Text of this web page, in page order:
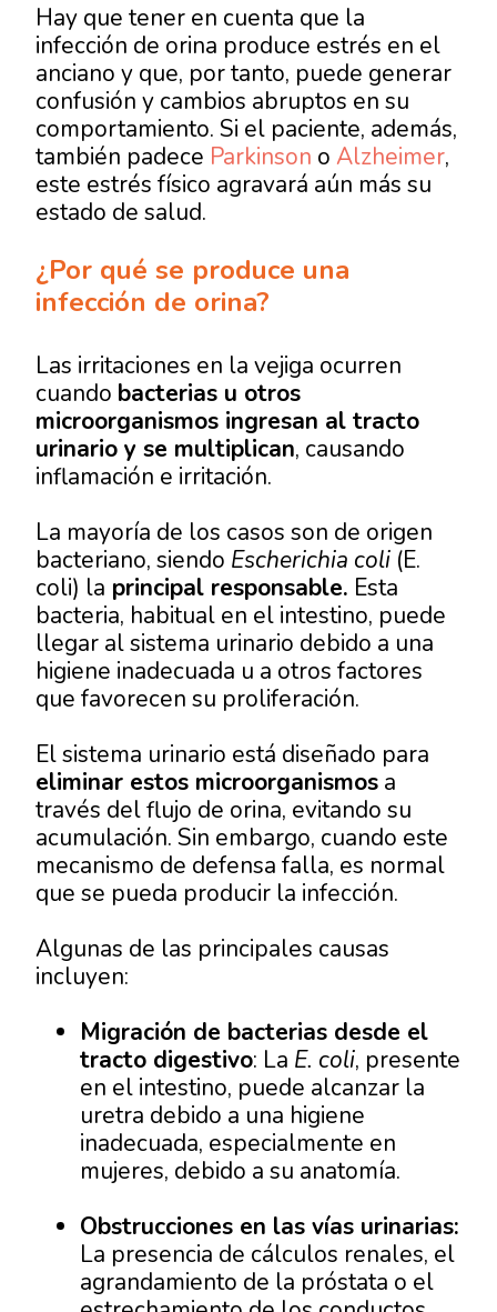
Hay que tener en cuenta que la
infección de orina produce estrés en el
anciano y que, por tanto, puede generar
confusión y cambios abruptos en su
comportamiento. Si el paciente, además,
también padece Parkinson oAlzheimer,
este estrés físico agravará aún más su
estado de salud.
¿Por qué se produce una
infección de orina?
Las irritaciones en la vejiga ocurren
cuando bacterias u otros
microorganismos ingresan al tracto
urinario y se multiplican, causando
inflamación e irritación.
La mayoría de los casos son de origen
bacteriano, siendo Escherichia coli (E.
coli) la principal responsable. Esta
bacteria, habitual en el intestino, puede
llegar al sistema urinario debido a una
higiene inadecuada u a otros factores
que favorecen su proliferación.
El sistema urinario está diseñado para
eliminar estos microorganismos a
través del flujo de orina, evitando su
acumulación. Sin embargo, cuando este
mecanismo de defensa falla, es normal
que se pueda producir la infección.
Algunas de las principales causas
incluyen:
Migración de bacterias desde el
tracto digestivo: La E. coli, presente
en el intestino, puede alcanzar la
uretra debido a una higiene
inadecuada, especialmente en
mujeres, debido a su anatomía.
Obstrucciones en las vías urinarias:
La presencia de cálculos renales, el
agrandamiento de la próstata o el